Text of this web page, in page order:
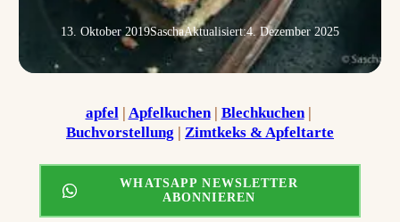
13. Oktober 2019SaschaAktualisiert:4. Dezember 2025
apfel | Apfelkuchen | Blechkuchen
Buchvorstellung | Zimtkeks & Apfeltarte
WHATSAPP NEWSLETTER
ABONNIEREN